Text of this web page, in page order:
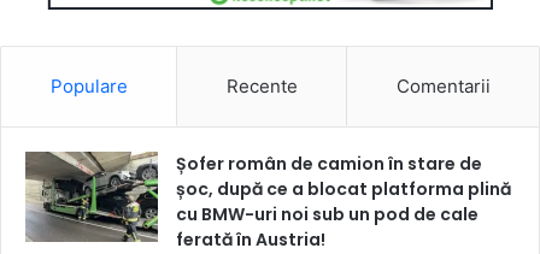
Populare Recente Comentarii
Șofer român de camion în stare de
șoc, după ce a blocat platforma plină
cu BMW-uri noi sub un pod de cale
ferată în Austria!